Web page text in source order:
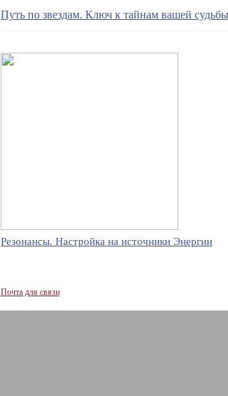
Путь по звездам. Ключ к тайнам вашей судьбы
Резонансы. Настройка на источники Энергии
Почта для связи